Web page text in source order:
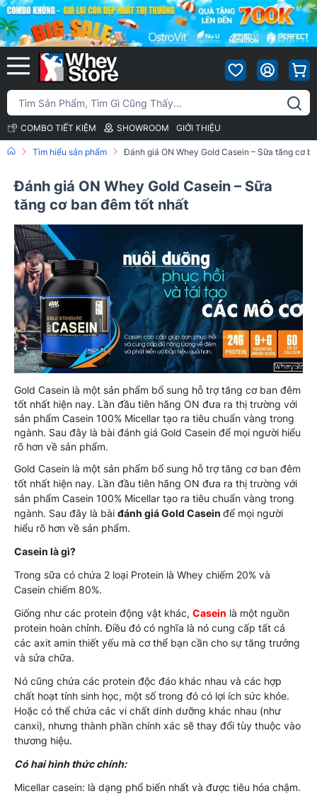
COMBO TIẾT KIỆM SHOWROOM GIỚI THIỆU
Tìm hiểu sản phẩm Đánh giá ON Whey Gold Casein – Sữa tăng cơ
Đánh giá ON Whey Gold Casein – Sữa
tăng cơ ban đêm tốt nhất
Gold Casein là một sản phẩm bổ sung hỗ trợ tăng cơ ban đêm
tốt nhất hiện nay. Lần đầu tiên hãng ON đưa ra thị trường với
sản phẩm Casein 100% Micellar tạo ra tiêu chuẩn vàng trong
ngành. Sau đây là bài đánh giá Gold Casein để mọi người hiểu
rõ hơn về sản phẩm.
Gold Casein là một sản phẩm bổ sung hỗ trợ tăng cơ ban đêm
tốt nhất hiện nay. Lần đầu tiên hãng ON đưa ra thị trường với
sản phẩm Casein 100% Micellar tạo ra tiêu chuẩn vàng trong
ngành. Sau đây là bài đánh giá Gold Casein để mọi người
hiểu rõ hơn về sản phẩm.
Casein là gì?
Trong sữa có chứa 2 loại Protein là Whey chiếm 20% và
Casein chiếm 80%.
Giống như các protein động vật khác, Casein là một nguồn
protein hoàn chỉnh. Điều đó có nghĩa là nó cung cấp tất cả
các axit amin thiết yếu mà cơ thể bạn cần cho sự tăng trưởng
và sửa chữa.
Nó cũng chứa các protein độc đáo khác nhau và các hợp
chất hoạt tính sinh học, một số trong đó có lợi ích sức khỏe.
Hoặc có thể chứa các vi chất dinh dưỡng khác nhau (như
canxi), nhưng thành phần chính xác sẽ thay đổi tùy thuộc vào
thương hiệu.
Có hai hình thức chính:
Micellar casein: là dạng phổ biến nhất và được tiêu hóa chậm.